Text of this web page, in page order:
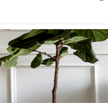
produits
Packs